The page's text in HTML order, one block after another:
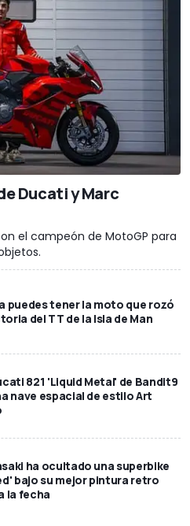
Ducati y Marc
el campeón de MotoGP para
puedes tener la moto que rozó
del TT de la Isla de Man
821 'Liquid Metal' de Bandit9
nave espacial de estilo Art
ha ocultado una superbike
bajo su mejor pintura retro
la fecha